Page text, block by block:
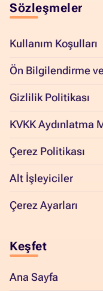
Sözleşmeler
Kullanım Koşulları
Ön Bilgilendirme
Gizlilik Politikası
KVKK Aydınlatma
Çerez Politikası
Alt İşleyiciler
Çerez Ayarları
Keşfet
Ana Sayfa